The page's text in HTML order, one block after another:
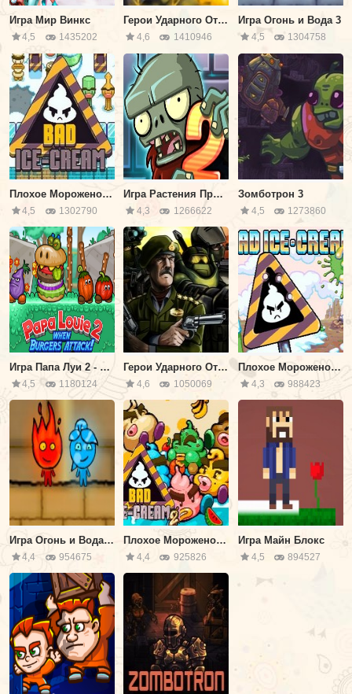
Игра Мир Винкс
4,5 1435202
Герои Ударного Отряда 1
4,6 1410946
Игра Огонь и Вода 3
4,5 1304758
Плохое Мороженое 1
4,5 1302790
Игра Растения Против Зомби 2
4,3 1266622
Зомботрон 3
4,5 1273860
Игра Папа Луи 2 - Атака Гамбургеров
4,5 1180124
Герои Ударного Отряда 2
4,6 1050069
Плохое Мороженое 3
4,3 988423
Игра Огонь и Вода в Храме Тьмы и Света
4,4 954675
Плохое Мороженое 2
4,4 925826
Игра Майн Блокс
4,5 894527